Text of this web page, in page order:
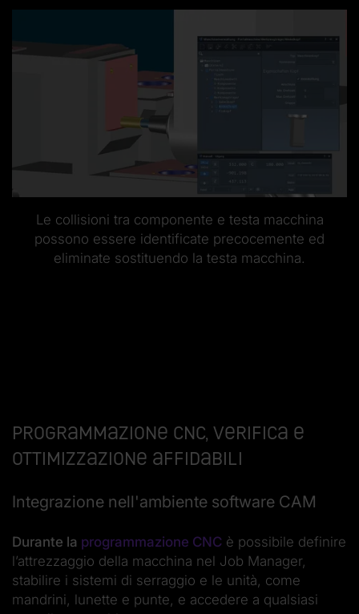
Le collisioni tra componente e testa macchina
possono essere identificate precocemente ed
eliminate sostituendo la testa macchina.
Programmazione CNC, verifica e
ottimizzazione affidabili
Integrazione nell'ambiente software CAM
Durante la programmazione CNC è possibile definire
l’attrezzaggio della macchina nel Job Manager,
stabilire i sistemi di serraggio e le unità, come
mandrini, lunette e punte, e accedere a qualsiasi